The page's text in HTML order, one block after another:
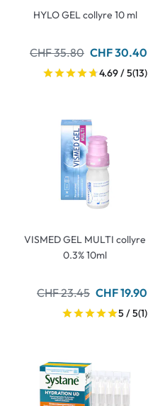
HYLO GEL collyre 10 ml
CHF 35.80 CHF 30.40
4.69 / 5(13)
VISMED GEL MULTI collyre
0.3% 10ml
CHF 23.45 CHF 19.90
5 / 5(1)